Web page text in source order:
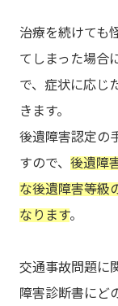
治療を続けても
てしまった場合
で、症状に応じ
きます。
後遺障害認定の
すので、 後遺障
な後遺障害等級
なります。
交通事故問題に
障害診断書にど